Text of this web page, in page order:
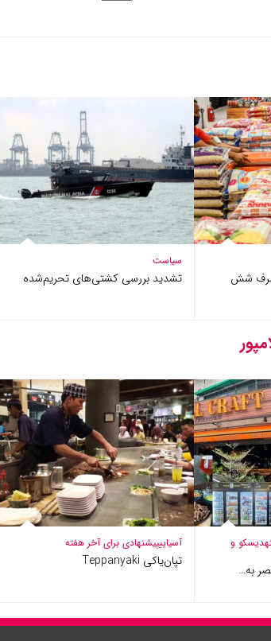
شش
سیاست
تشدید بررسی کشتی‌های تحریم‌شده
دیسکو و آسیاییپیشنهادی برای آخر هفته
تپان‌یاکی Teppanyaki